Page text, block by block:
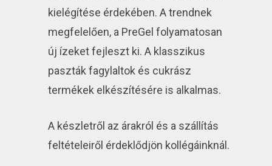
kielégítése érdekében. A trendnek
megfelelően, a PreGel folyamatosan
új ízeket fejleszt ki. A klasszikus
paszták fagylaltok és cukrász
termékek elkészítésére is alkalmas.
A készletről az árakról és a szállítás
feltételeiről érdeklődjön kollégáinknál.